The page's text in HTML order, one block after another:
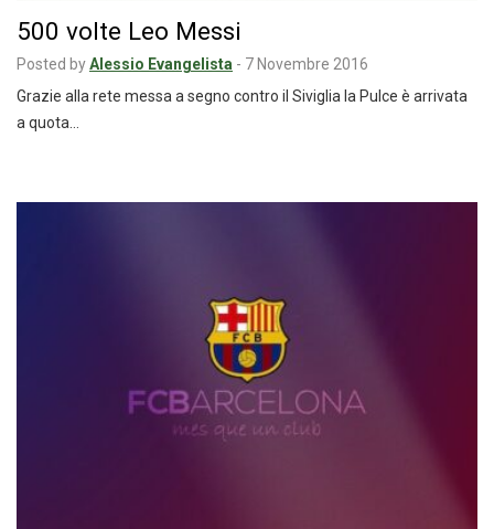
500 volte Leo Messi
Posted byAlessio Evangelista - 7 Novembre 2016
Grazie alla rete messa a segno contro il Siviglia la Pulce è arrivata
a quota…